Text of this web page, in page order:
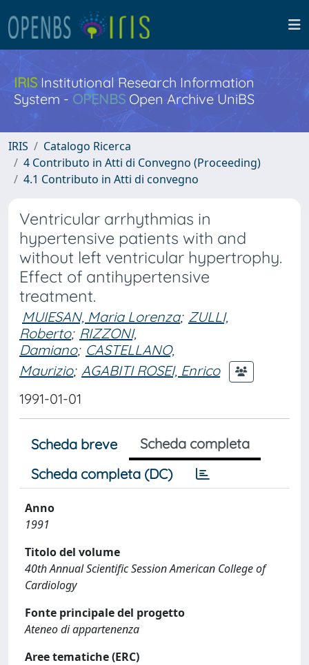
IRISInstitutional Research Information
System - OPENBS Open Archive UniBS
IRIS
Catalogo Ricerca
4 Contributo in Atti di Convegno (Proceeding)
4.1 Contributo in Atti di convegno
Ventricular arrhythmias in
hypertensive patients with and
without left ventricular hypertrophy.
Effect of antihypertensive
treatment.
MUIESAN, Maria Lorenza; ZULLI,
Roberto; RIZZONI,
Damiano; CASTELLANO,
Maurizio; AGABITI ROSEI, Enrico
1991-01-01
Scheda breve
Scheda completa
Scheda completa (DC)
Anno
1991
Titolo del volume
40th Annual Scientific Session American College of
Cardiology
Fonte principale del progetto
Ateneo di appartenenza
Aree tematiche (ERC)